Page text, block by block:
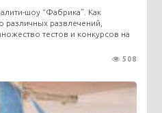
шоу “Фабрика”. Как
различных развлечений,
тестов и конкурсов на
508